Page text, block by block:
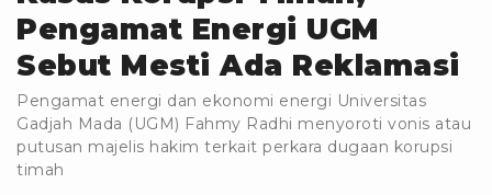
Pengamat Energi UGM
Sebut Mesti Ada Reklamasi
Pengamat energi dan ekonomi energi Universitas
Gadjah Mada (UGM) Fahmy Radhi menyoroti vonis atau
putusan majelis hakim terkait perkara dugaan korupsi
timah